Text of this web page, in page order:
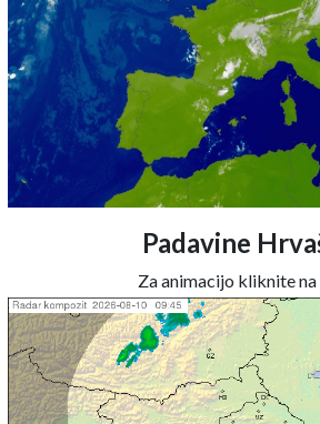
Padavine
Za animacijo kliknite